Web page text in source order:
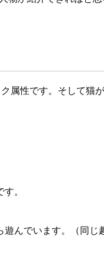
属性です。そして猫が
。
んでいます。（同じ